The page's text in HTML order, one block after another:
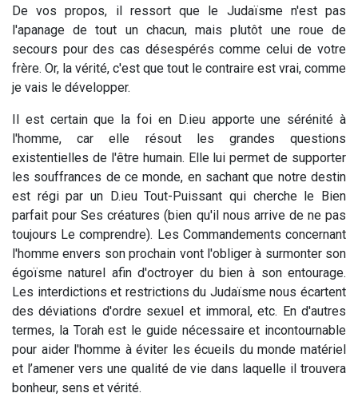
De vos propos, il ressort que le Judaïsme n'est pas
l'apanage de tout un chacun, mais plutôt une roue de
secours pour des cas désespérés comme celui de votre
frère. Or, la vérité, c'est que tout le contraire est vrai, comme
je vais le développer.
Il est certain que la foi en D.ieu apporte une sérénité à
l'homme, car elle résout les grandes questions
existentielles de l'être humain. Elle lui permet de supporter
les souffrances de ce monde, en sachant que notre destin
est régi par un D.ieu Tout-Puissant qui cherche le Bien
parfait pour Ses créatures (bien qu'il nous arrive de ne pas
toujours Le comprendre). Les Commandements concernant
l'homme envers son prochain vont l'obliger à surmonter son
égoïsme naturel afin d'octroyer du bien à son entourage.
Les interdictions et restrictions du Judaïsme nous écartent
des déviations d'ordre sexuel et immoral, etc. En d'autres
termes, la Torah est le guide nécessaire et incontournable
pour aider l'homme à éviter les écueils du monde matériel
et l’amener vers une qualité de vie dans laquelle il trouvera
bonheur, sens et vérité.